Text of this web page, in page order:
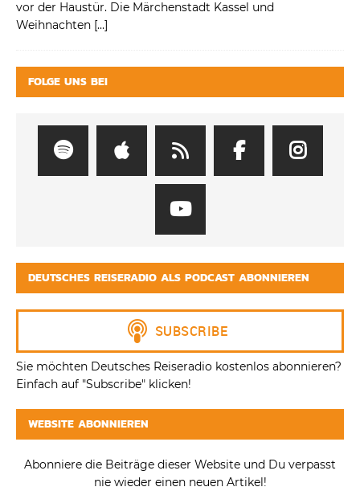
vor der Haustür. Die Märchenstadt Kassel und
Weihnachten […]
FOLGE UNS BEI
DEUTSCHES REISERADIO ALS PODCAST ABONNIEREN
Sie möchten Deutsches Reiseradio kostenlos abonnieren?
Einfach auf "Subscribe" klicken!
WEBSITE ABONNIEREN
Abonniere die Beiträge dieser Website und Du verpasst
nie wieder einen neuen Artikel!